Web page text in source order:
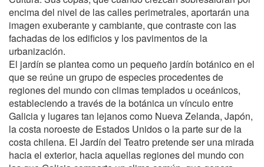
encima del nivel de las calles perimetrales, aportarán una
imagen exuberante y cambiante, que contraste con las
fachadas de los edificios y los pavimentos de la
urbanización.
El jardín se plantea como un pequeño jardín botánico en el
que se reúne un grupo de especies procedentes de
regiones del mundo con climas templados u oceánicos,
estableciendo a través de la botánica un vínculo entre
Galicia y lugares tan lejanos como Nueva Zelanda, Japón,
la costa noroeste de Estados Unidos o la parte sur de la
costa chilena. El Jardín del Teatro pretende ser una mirada
hacia el exterior, hacia aquellas regiones del mundo con